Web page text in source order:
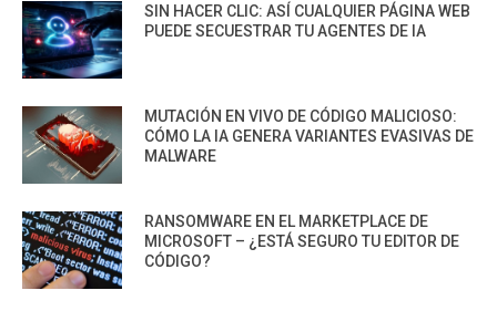
SIN HACER CLIC: ASÍ CUALQUIER PÁGINA WEB
PUEDE SECUESTRAR TU AGENTES DE IA
MUTACIÓN EN VIVO DE CÓDIGO MALICIOSO:
CÓMO LA IA GENERA VARIANTES EVASIVAS DE
MALWARE
RANSOMWARE EN EL MARKETPLACE DE
MICROSOFT – ¿ESTÁ SEGURO TU EDITOR DE
CÓDIGO?